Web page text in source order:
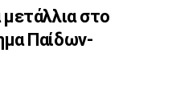
στο
Παίδων-